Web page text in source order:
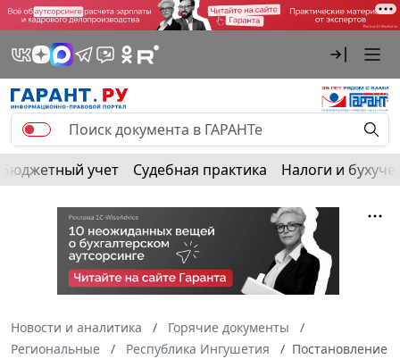
Бюджетный учет Судебная практика Налоги и
Новости и аналитика
Горячие документы
Региональные
Республика Ингушетия
Постановление